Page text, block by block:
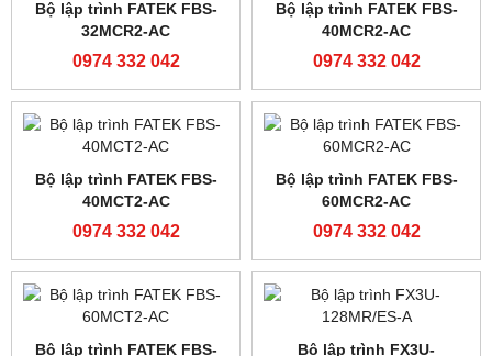
TPC7032KT
0974 332 042
6ES7216-2AD23-0XB8
0974 332 042
PLC Siemens S7-200
6ES7214-2BD23-0XB8
PLC Siemens S7-200
6ES7214-1BD23-0XB8